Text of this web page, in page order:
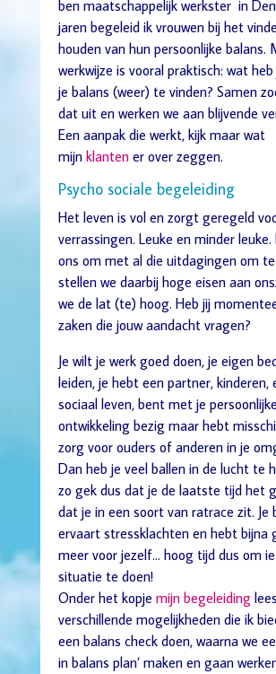
ben maatschappelijk werkster in
jaren begeleid ik vrouwen bij het
houden van hun persoonlijke balans.
werkwijze is vooral praktisch: wat
je balans (weer) te vinden? Samen
dat uit en werken we aan blijvende
Een aanpak die werkt, kijk maar wat
mijn klanten er over zeggen.
Psycho sociale begeleiding
Het leven is vol en zorgt geregeld
verrassingen. Leuke en minder
ons om met al die uitdagingen om
stellen we daarbij hoge eisen aan
we de lat (te) hoog. Heb jij
zaken die jouw aandacht vragen?
Je wilt je werk goed doen, je eigen
leiden, je hebt een partner, kinderen,
sociaal leven, bent met je persoonlijke
ontwikkeling bezig maar hebt
zorg voor ouders of anderen in je
Dan heb je veel ballen in de lucht te
zo gek dus dat je de laatste tijd het
dat je in een soort van ratrace zit. Je
ervaart stressklachten en hebt bijna
meer voor jezelf… hoog tijd dus om
situatie te doen!
Onder het kopje mijn begeleiding
verschillende mogelijkheden die ik
een balans check doen, waarna we
in balans plan’ maken en gaan